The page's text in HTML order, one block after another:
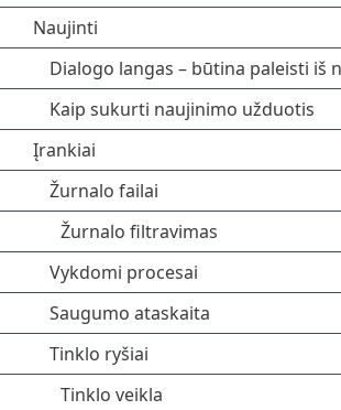
Naujinti
Dialogo langas – būtina paleisti iš
Kaip sukurti naujinimo užduotis
Įrankiai
Žurnalo failai
Žurnalo filtravimas
Vykdomi procesai
Saugumo ataskaita
Tinklo ryšiai
Tinklo veikla